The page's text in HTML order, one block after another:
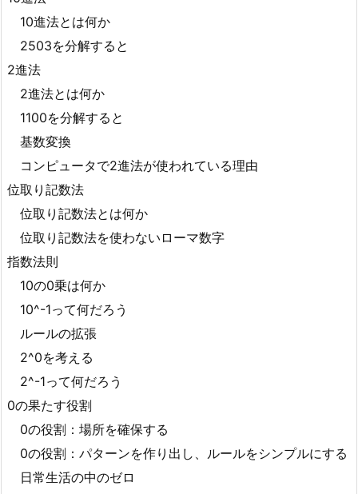
10進法とは何か
2503を分解すると
2進法
2進法とは何か
1100を分解すると
基数変換
コンピュータで2進法が使われている理由
位取り記数法
位取り記数法とは何か
位取り記数法を使わないローマ数字
指数法則
10の0乗は何か
10^-1って何だろう
ルールの拡張
2^0を考える
2^-1って何だろう
0の果たす役割
0の役割：場所を確保する
0の役割：パターンを作り出し、ルールをシンプルにする
日常生活の中のゼロ